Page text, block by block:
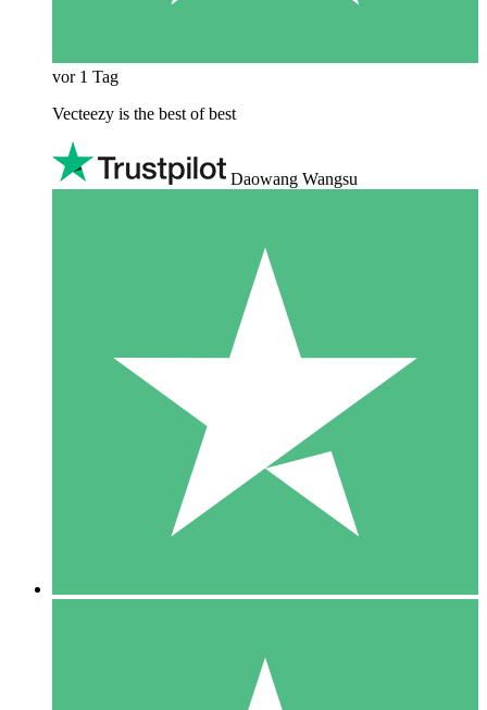
vor 1 Tag
Vecteezy is the best of best
Daowang Wangsu